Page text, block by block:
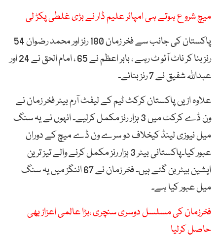
میچ شرو ع ہوتے ہی امپائر علیم ڈار نے بڑی غلطی پکڑ لی
پاکستان کی جانب سے فخر زمان 180 رنز اور محمد رضوان 54
رنز بنا کر ناٹ آئو ٹ رہے ، بابر اعظم نے 65 ، امام الحق نے 24 اور
عبداللہ شفیق نے 7 رنز بنائے۔
علاوہ ازیں پاکستان کرکٹ ٹیم کے لیفٹ آرم بیٹر فخر زمان نے
ون ڈے کرکٹ میں 3 ہزار رنز مکمل کرلیے۔ انہوں نے یہ سنگ
میل نیوزی لینڈ کیخلاف دو سرے ون ڈے میچ کے دوران
عبور کیا۔پاکستانی بیٹر 3 ہزار رنز مکمل کرنے والے تیز ترین
ایشین بیٹر بن گئے ہیں۔ فخر زمان نے 67 اننگز میں یہ سنگ
میل عبور کیا ہے۔
فخرزمان کی مسلسل دوسری سنچری ،بڑا عالمی اعزاز بھی
حاصل کرلیا